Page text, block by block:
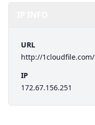
URL
http://1cloudfile.com/
IP
172.67.156.251